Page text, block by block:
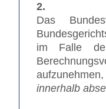
2.
Das
im Falle
innerhalb